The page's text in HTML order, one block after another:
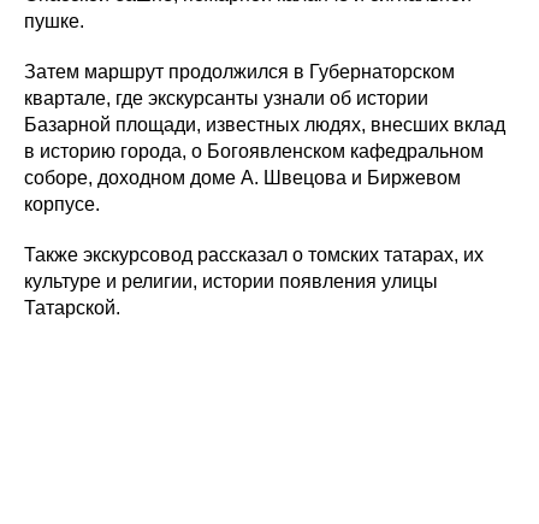
пушке.
Затем маршрут продолжился в Губернаторском
квартале, где экскурсанты узнали об истории
Базарной площади, известных людях, внесших вклад
в историю города, о Богоявленском кафедральном
соборе, доходном доме А. Швецова и Биржевом
корпусе.
Также экскурсовод рассказал о томских татарах, их
культуре и религии, истории появления улицы
Татарской.